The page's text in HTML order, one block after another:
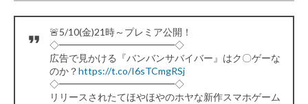
🚨5/10(金)21時～プレミア公開！
◇━━━━━━━━━━━━◇
広告で見かける『バンバンサバイバー』はク〇ゲーな
のか？https://t.co/I6sTCmgRSj
◇━━━━━━━━━━━━◇
リリースされたてほやほやのホヤな新作スマホゲーム